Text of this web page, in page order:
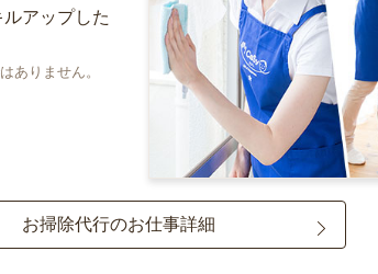
アップした
ありません。
お掃除代行のお仕事詳細